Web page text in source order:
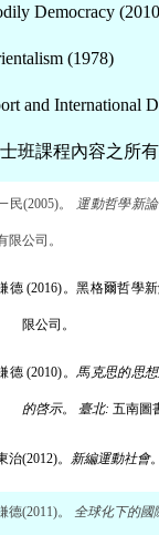
Democracy
(1978)
and International
班課程內容之所
民(2005)。 運動哲學新論
限公司。
德 (2016) 。黑格爾哲學新
限公司。
德 (2010) 。 馬克思的思
的啓示。 臺北: 五南圖
治(2012)。 新編運動社會
德(2011)。 全球化下的國